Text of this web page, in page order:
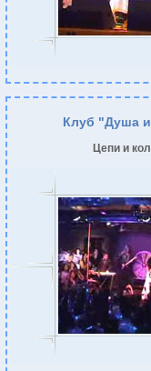
Клуб "Душа
Цепи и